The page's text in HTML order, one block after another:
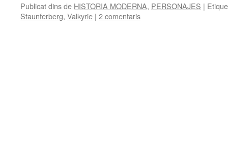
Publicat dins de HISTORIA MODERNA, PERSONAJES |
Staunferberg, Valkyrie | 2 comentaris